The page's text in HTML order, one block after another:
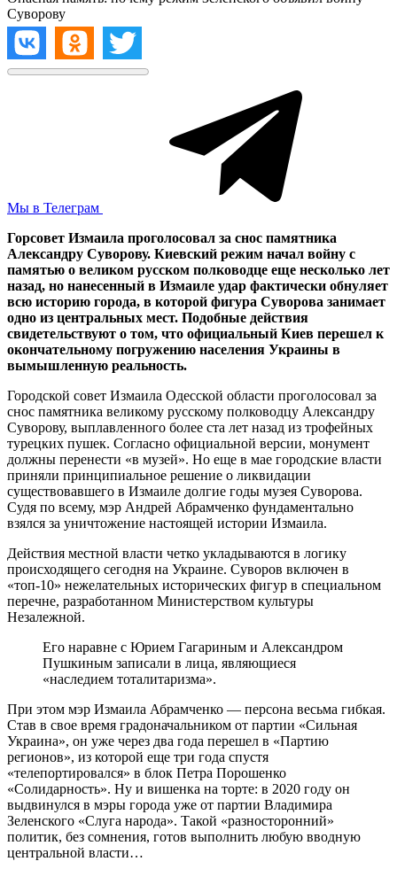
Суворову
Мы в Телеграм
Горсовет Измаила проголосовал за снос памятника
Александру Суворову. Киевский режим начал войну с
памятью о великом русском полководце еще несколько лет
назад, но нанесенный в Измаиле удар фактически обнуляет
всю историю города, в которой фигура Суворова занимает
одно из центральных мест. Подобные действия
свидетельствуют о том, что официальный Киев перешел к
окончательному погружению населения Украины в
вымышленную реальность.
Городской совет Измаила Одесской области проголосовал за
снос памятника великому русскому полководцу Александру
Суворову, выплавленного более ста лет назад из трофейных
турецких пушек. Согласно официальной версии, монумент
должны перенести «в музей». Но еще в мае городские власти
приняли принципиальное решение о ликвидации
существовавшего в Измаиле долгие годы музея Суворова.
Судя по всему, мэр Андрей Абрамченко фундаментально
взялся за уничтожение настоящей истории Измаила.
Действия местной власти четко укладываются в логику
происходящего сегодня на Украине. Суворов включен в
«топ-10» нежелательных исторических фигур в специальном
перечне, разработанном Министерством культуры
Незалежной.
Его наравне с Юрием Гагариным и Александром
Пушкиным записали в лица, являющиеся
«наследием тоталитаризма».
При этом мэр Измаила Абрамченко — персона весьма гибкая.
Став в свое время градоначальником от партии «Сильная
Украина», он уже через два года перешел в «Партию
регионов», из которой еще три года спустя
«телепортировался» в блок Петра Порошенко
«Солидарность». Ну и вишенка на торте: в 2020 году он
выдвинулся в мэры города уже от партии Владимира
Зеленского «Слуга народа». Такой «разносторонний»
политик, без сомнения, готов выполнить любую вводную
центральной власти…